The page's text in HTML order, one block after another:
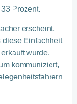
Prozent.
erscheint,
diese Einfachheit
wurde.
kommuniziert,